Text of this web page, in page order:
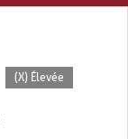
(X) Élevée